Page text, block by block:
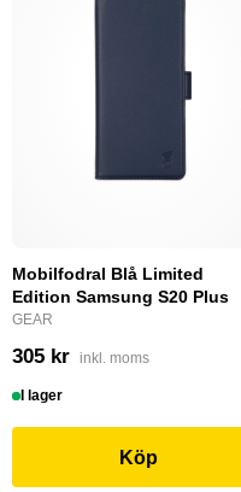
Mobilfodral Blå Limited
Edition Samsung S20 Plus
GEAR
305 kr inkl. moms
I lager
Köp